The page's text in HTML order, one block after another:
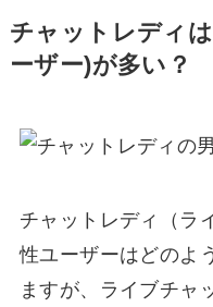
チャットレディ
ーザー)が多い？
チャットレディ（ラ
性ユーザーはどのよ
ますが、ライブチャ